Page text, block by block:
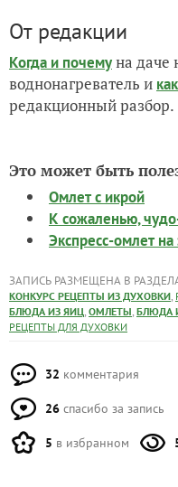
От редакции
Когда и почемуна даче
воднонагреватель и
редакционный разбор.
Это может быть
Омлет с икрой
К сожаленью,
Экспресс-омлет
ЗАПИСЬ РАЗМЕЩЕНА В
КОНКУРС РЕЦЕПТЫ ИЗ ДУХОВКИ,
БЛЮДА ИЗ ЯИЦ, ОМЛЕТЫ, БЛЮДА
РЕЦЕПТЫ ДЛЯ ДУХОВКИ
32 комментария
26 спасибо за запись
5 в избранном